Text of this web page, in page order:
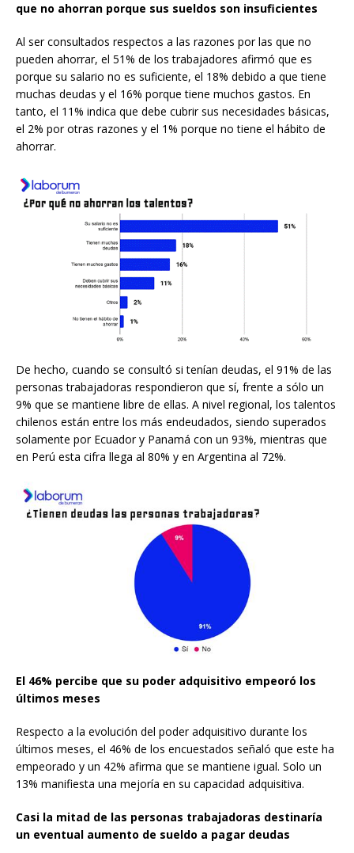
que no ahorran porque sus sueldos son insuficientes
Al ser consultados respectos a las razones por las que no
pueden ahorrar, el 51% de los trabajadores afirmó que es
porque su salario no es suficiente, el 18% debido a que tiene
muchas deudas y el 16% porque tiene muchos gastos. En
tanto, el 11% indica que debe cubrir sus necesidades básicas,
el 2% por otras razones y el 1% porque no tiene el hábito de
ahorrar.
De hecho, cuando se consultó si tenían deudas, el 91% de las
personas trabajadoras respondieron que sí, frente a sólo un
9% que se mantiene libre de ellas. A nivel regional, los talentos
chilenos están entre los más endeudados, siendo superados
solamente por Ecuador y Panamá con un 93%, mientras que
en Perú esta cifra llega al 80% y en Argentina al 72%.
El 46% percibe que su poder adquisitivo empeoró los
últimos meses
Respecto a la evolución del poder adquisitivo durante los
últimos meses, el 46% de los encuestados señaló que este ha
empeorado y un 42% afirma que se mantiene igual. Solo un
13% manifiesta una mejoría en su capacidad adquisitiva.
Casi la mitad de las personas trabajadoras destinaría
un eventual aumento de sueldo a pagar deudas